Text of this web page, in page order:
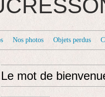
Nos photos Objets perdus
Le mot de